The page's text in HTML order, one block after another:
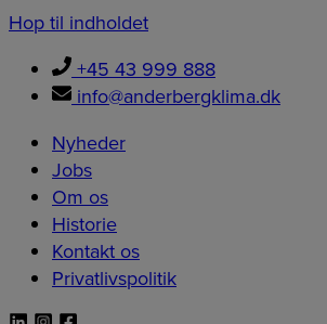
Hop til indholdet
+45 43 999 888
info@anderbergklima.dk
Nyheder
Jobs
Om os
Historie
Kontakt os
Privatlivspolitik